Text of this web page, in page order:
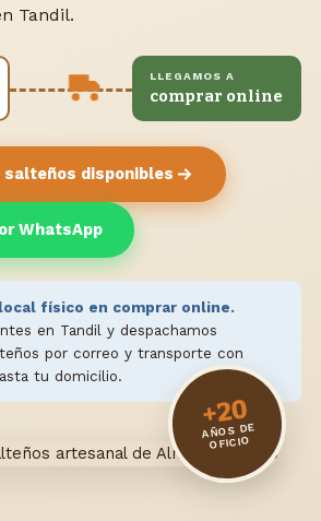
Tandil.
LLEGAMOS A
comprar online
salteños disponibles
WhatsApp
físico en comprar online.
en Tandil y despachamos
por correo y transporte con
tu domicilio.
+20
AÑOS DE
OFICIO